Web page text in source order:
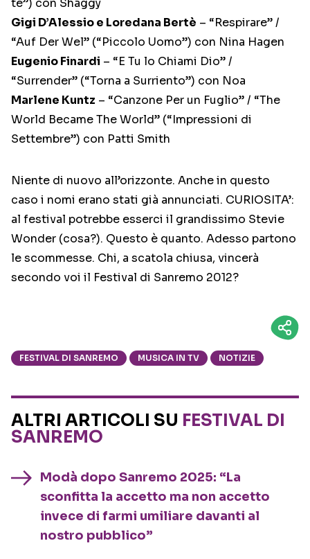
te”) con Shaggy
Gigi D’Alessio e Loredana Bertè – “Respirare” /
“Auf Der Wel” (“Piccolo Uomo”) con Nina Hagen
Eugenio Finardi – “E Tu lo Chiami Dio” /
“Surrender” (“Torna a Surriento”) con Noa
Marlene Kuntz – “Canzone Per un Fuglio” / “The
World Became The World” (“Impressioni di
Settembre”) con Patti Smith
Niente di nuovo all’orizzonte. Anche in questo
caso i nomi erano stati già annunciati. CURIOSITA’:
al festival potrebbe esserci il grandissimo Stevie
Wonder (cosa?). Questo è quanto. Adesso partono
le scommesse. Chi, a scatola chiusa, vincerà
secondo voi il Festival di Sanremo 2012?
FESTIVAL DI SANREMO MUSICA IN TV NOTIZIE
ALTRI ARTICOLI SU FESTIVAL DI
SANREMO
Modà dopo Sanremo 2025: “La
sconfitta la accetto ma non accetto
invece di farmi umiliare davanti al
nostro pubblico”